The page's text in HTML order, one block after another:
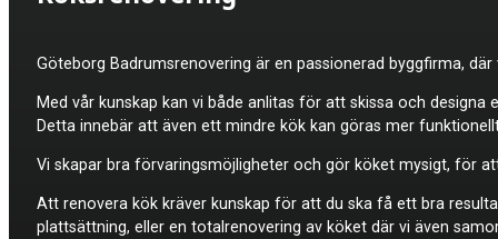
Göteborg Badrumsrenovering är en passionerad byggfirma,
Med vår kunskap kan vi både anlitas för att skissa och
Detta innebär att även ett mindre kök kan göras mer
Vi skapar bra förvaringsmöjligheter och gör köket mysigt, för
Att renovera kök kräver kunskap för att du ska få ett bra
plattsättning, eller en totalrenovering av köket där vi även